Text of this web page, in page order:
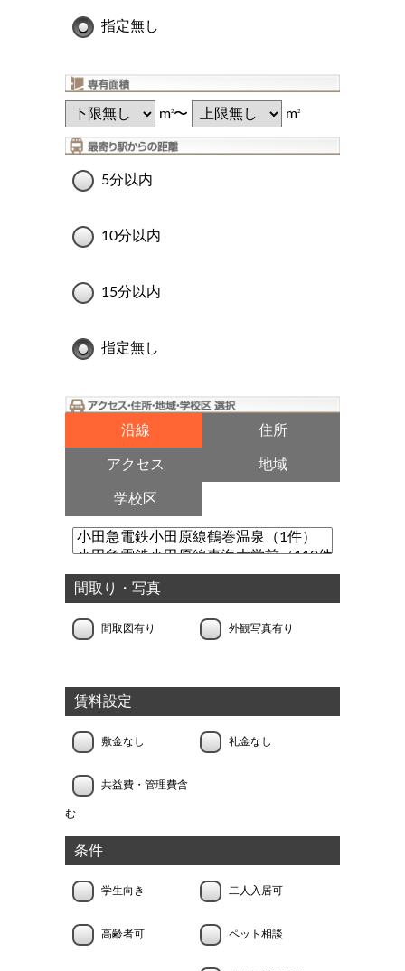
指定無し
m2〜 m2
5分以内
10分以内
15分以内
指定無し
沿線 住所
アクセス 地域
学校区
間取り・写真
間取図有り 外観写真有り
賃料設定
敷金なし 礼金なし
共益費・管理費含
む
条件
学生向き 二人入居可
高齢者可 ペット相談